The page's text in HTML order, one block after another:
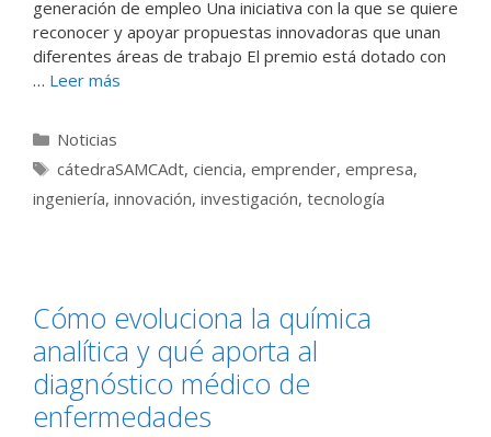
generación de empleo Una iniciativa con la que se quiere
reconocer y apoyar propuestas innovadoras que unan
diferentes áreas de trabajo El premio está dotado con
… Leer más
Categorías
Noticias
Etiquetas
cátedraSAMCAdt, ciencia, emprender, empresa,
ingeniería, innovación, investigación, tecnología
Cómo evoluciona la química
analítica y qué aporta al
diagnóstico médico de
enfermedades